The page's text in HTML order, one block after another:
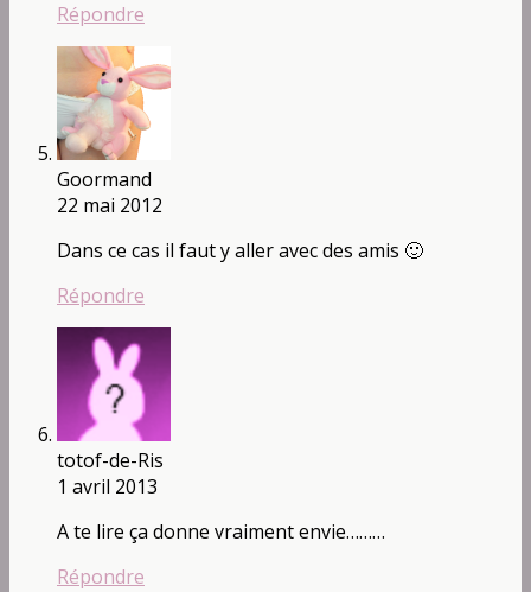
Répondre
Goormand
22 mai 2012
Dans ce cas il faut y aller avec des amis 🙂
Répondre
totof-de-Ris
1 avril 2013
A te lire ça donne vraiment envie………
Répondre